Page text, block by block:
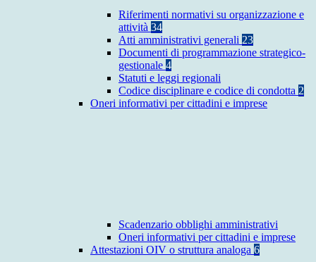
Riferimenti normativi su organizzazione e
attività 34
Atti amministrativi generali 23
Documenti di programmazione strategico-
gestionale 4
Statuti e leggi regionali
Codice disciplinare e codice di condotta 2
Oneri informativi per cittadini e imprese
Scadenzario obblighi amministrativi
Oneri informativi per cittadini e imprese
Attestazioni OIV o struttura analoga 6